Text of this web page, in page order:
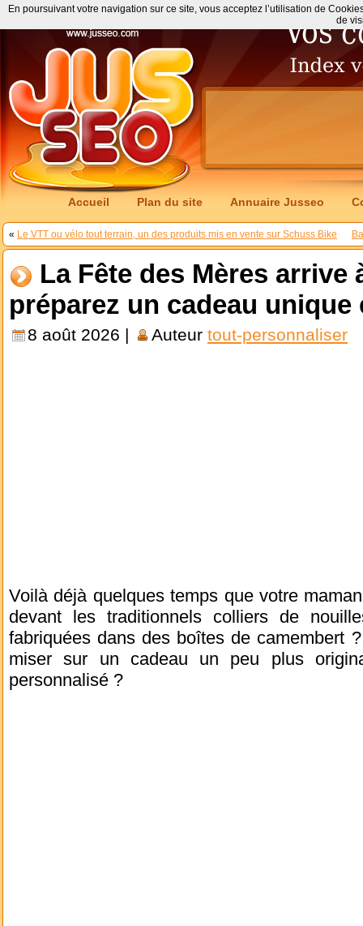
Accueil Plan du site Annuaire Jusseo
« Le VTT ou vélo tout terrain, un des produits mis en vente sur Schuss Bike
La Fête des Mères arrive
préparez un cadeau
8 août 2026 | Auteur tout-personnaliser
Voilà déjà quelques temps que votre
devant les traditionnels colliers de
fabriquées dans des boîtes de camembert
miser sur un cadeau un peu plus
personnalisé ?
En poursuivant votre navigation sur ce site, vous acceptez l’utilisation de
de